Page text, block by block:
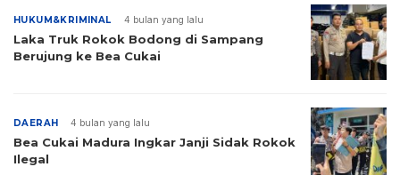
HUKUM&KRIMINAL 4 bulan yang lalu
Laka Truk Rokok Bodong di Sampang
Berujung ke Bea Cukai
DAERAH 4 bulan yang lalu
Bea Cukai Madura Ingkar Janji Sidak Rokok
Ilegal